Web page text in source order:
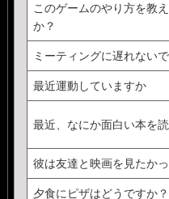
このゲームのやり方を教
か？
ミーティングに遅れない
最近運動していますか
最近、なにか面白い本を
彼は友達と映画を見たか
夕食にピザはどうですか？